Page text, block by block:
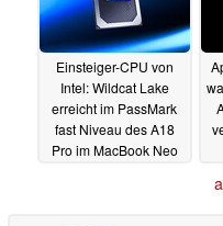
Einsteiger-CPU von
Intel: Wildcat Lake
erreicht im PassMark
fast Niveau des A18
Pro im MacBook Neo